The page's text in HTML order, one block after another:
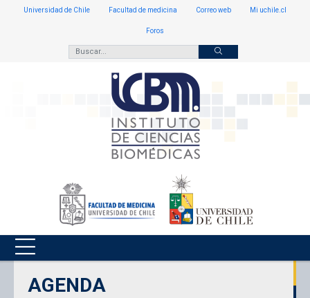
Universidad de Chile Facultad de medicina Correo web Mi uchile.cl
Foros
AGENDA